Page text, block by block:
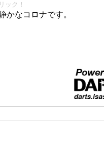
ック！
かなコロナです。